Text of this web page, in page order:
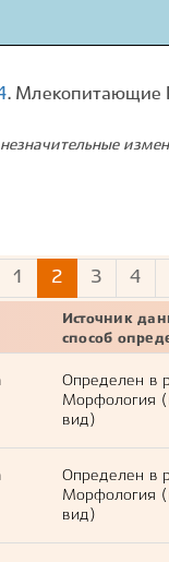
. Млекопитающие
1 2 3 4
Источник
способ
Определен в
Морфология
вид)
Определен в
Морфология
вид)